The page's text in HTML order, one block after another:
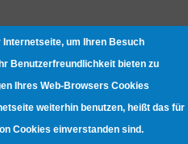
um Ihren Besuch
Benutzerfreundlichkeit bieten zu
Ihres Web-Browsers Cookies
weiterhin benutzen, heißt das für
Cookies einverstanden sind.